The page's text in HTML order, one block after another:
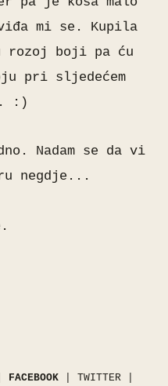
mi se. Kupila
rozoj boji pa ću
pri sljedećem
:)
Nadam se da vi
negdje...
FACEBOOK TWITTER